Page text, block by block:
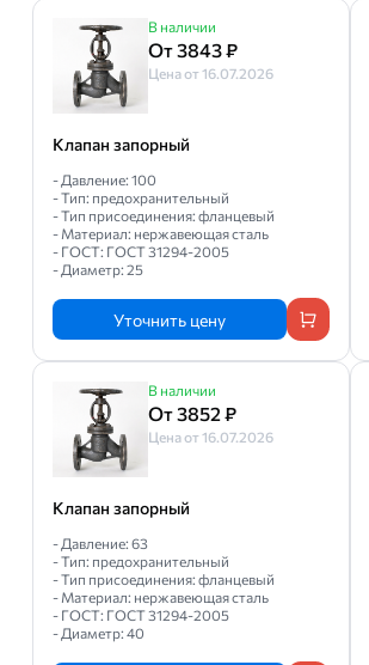
В наличии
От 3843 ₽
Цена от 16.07.2026
Клапан запорный
- Давление: 100
- Тип: предохранительный
- Тип присоединения: фланцевый
- Материал: нержавеющая сталь
- ГОСТ: ГОСТ 31294-2005
- Диаметр: 25
Уточнить цену
В наличии
От 3852 ₽
Цена от 16.07.2026
Клапан запорный
- Давление: 63
- Тип: предохранительный
- Тип присоединения: фланцевый
- Материал: нержавеющая сталь
- ГОСТ: ГОСТ 31294-2005
- Диаметр: 40